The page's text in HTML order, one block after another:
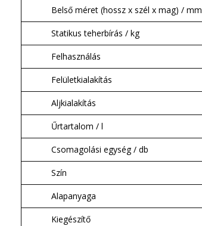
Belső méret (hossz x szél x mag) / mm
Statikus teherbírás / kg
Felhasználás
Felületkialakítás
Aljkialakítás
Űrtartalom / l
Csomagolási egység / db
Szín
Alapanyaga
Kiegészítő